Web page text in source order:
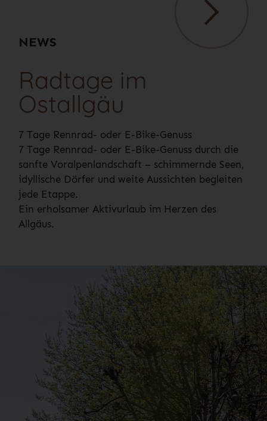
NEWS
Radtage im
Ostallgäu
7 Tage Rennrad- oder E-Bike-Genuss
7 Tage Rennrad- oder E-Bike-Genuss durch die
sanfte Voralpenlandschaft – schimmernde Seen,
idyllische Dörfer und weite Aussichten begleiten
jede Etappe.
Ein erholsamer Aktivurlaub im Herzen des
Allgäus.